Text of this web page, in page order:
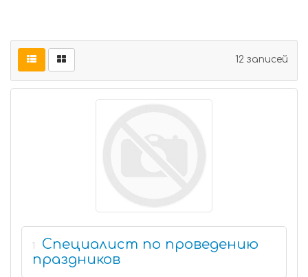
12 записей
1
Специалист по проведению
праздников